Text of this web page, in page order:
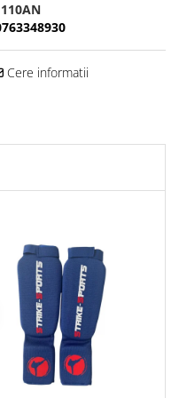
Cere informatii